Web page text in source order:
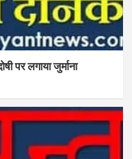
पर लगाया जुर्माना